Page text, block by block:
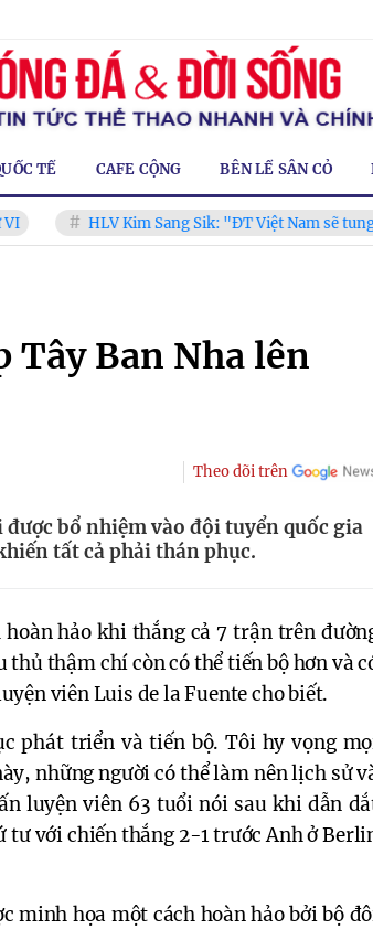
TẾ CAFE CỘNG BÊN LỀ SÂN CỎ
HLV Kim Sang Sik: "ĐT Việt Nam sẽ tung đội
Ban Nha lên
Theo dõi trên
bổ nhiệm vào đội tuyển quốc gia
tất cả phải thán phục.
hảo khi thắng cả 7 trận trên
thủ thậm chí còn có thể tiến bộ hơn và
viên Luis de la Fuente cho biết.
phát triển và tiến bộ. Tôi hy vọng
những người có thể làm nên lịch sử
luyện viên 63 tuổi nói sau khi dẫn
tư với chiến thắng 2-1 trước Anh ở
minh họa một cách hoàn hảo bởi bộ